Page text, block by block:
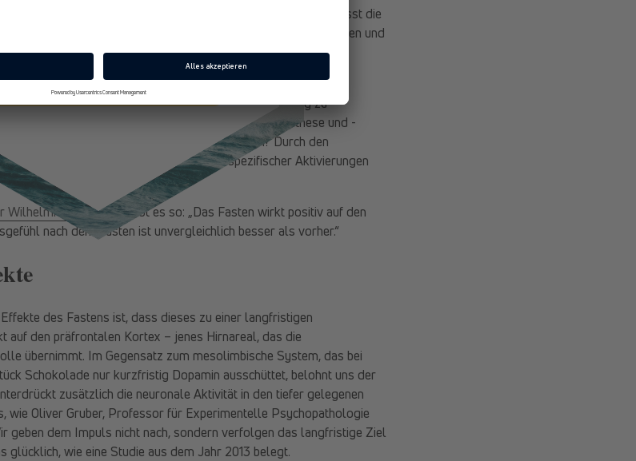
Sekunde den ganzen Tag über ausgeschüttet wird, beeinflusst die
Damit übt das serotonerge System einen ständigen und
auf die im zentralen Nervensystem ablaufenden
die Aktivität des serotonergen Systems langfristig zu
kommt es zu einer gesteigerten Serotoninsynthese und -
Was soll das im Konkreten heißen? Durch den
freigesetzt, was Erregungszustände unspezifischer Aktivierungen
Wilhelmi Klinik, beschreibt es so: „Das Fasten wirkt positiv auf den
nach dem Fasten ist unvergleichlich besser als vorher.“
des Fastens ist, dass dieses zu einer langfristigen
auf den präfrontalen Kortex – jenes Hirnareal, das die
übernimmt. Im Gegensatz zum mesolimbische System, das bei
Schokolade nur kurzfristig Dopamin ausschüttet, belohnt uns der
zusätzlich die neuronale Aktivität in den tiefer gelegenen
wie Oliver Gruber, Professor für Experimentelle Psychopathologie
geben dem Impuls nicht nach, sondern verfolgen das langfristige Ziel
wie eine Studie aus dem Jahr 2013 belegt.
Jetzt 10% Rabatt sichern